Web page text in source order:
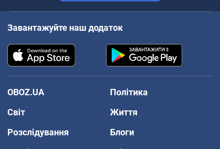
Завантажуйте наш додаток
OBOZ.UA
Політика
Світ
Життя
Розслідування
Блоги